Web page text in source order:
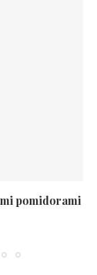
pomidorami